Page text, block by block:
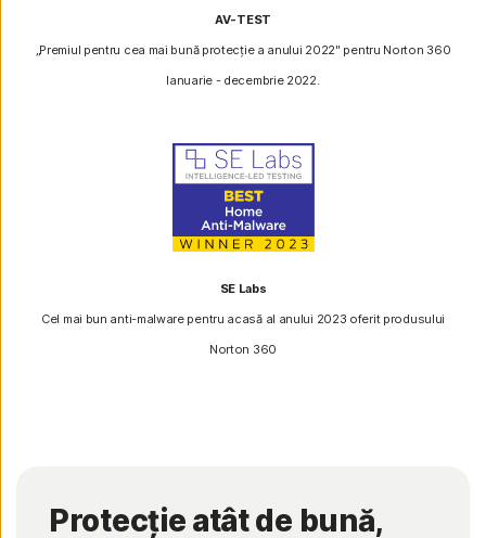
AV-TEST
„Premiul pentru cea mai bună protecție a anului 2022" pentru Norton 360
Ianuarie - decembrie 2022.
SE Labs
Cel mai bun anti-malware pentru acasă al anului 2023 oferit produsului
Norton 360
Protecție atât de bună,